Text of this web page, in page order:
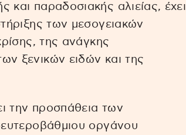
παραδοσιακής αλιείας, έχει
των μεσογειακών
της ανάγκης
ξενικών ειδών και της
την προσπάθεια των
οργάνου